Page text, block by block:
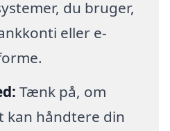
du bruger,
eller e-
Tænk på, om
kan håndtere din